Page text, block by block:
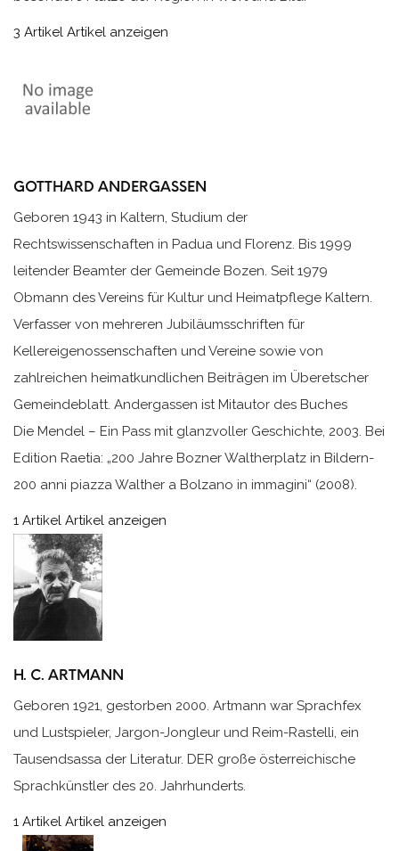
3 Artikel Artikel anzeigen
GOTTHARD ANDERGASSEN
Geboren 1943 in Kaltern, Studium der
Rechtswissenschaften in Padua und Florenz. Bis 1999
leitender Beamter der Gemeinde Bozen. Seit 1979
Obmann des Vereins für Kultur und Heimatpflege Kaltern.
Verfasser von mehreren Jubiläumsschriften für
Kellereigenossenschaften und Vereine sowie von
zahlreichen heimatkundlichen Beiträgen im Überetscher
Gemeindeblatt. Andergassen ist Mitautor des Buches
Die Mendel – Ein Pass mit glanzvoller Geschichte, 2003. Bei
Edition Raetia: „200 Jahre Bozner Waltherplatz in Bildern-
200 anni piazza Walther a Bolzano in immagini“ (2008).
1 Artikel Artikel anzeigen
H. C. ARTMANN
Geboren 1921, gestorben 2000. Artmann war Sprachfex
und Lustspieler, Jargon-Jongleur und Reim-Rastelli, ein
Tausendsassa der Literatur. DER große österreichische
Sprachkünstler des 20. Jahrhunderts.
1 Artikel Artikel anzeigen